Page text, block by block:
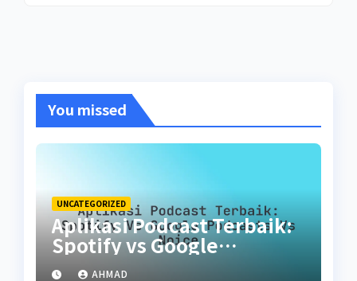
You missed
UNCATEGORIZED
Aplikasi Podcast Terbaik:
Spotify vs Google
Podcasts vs Noice
AHMAD